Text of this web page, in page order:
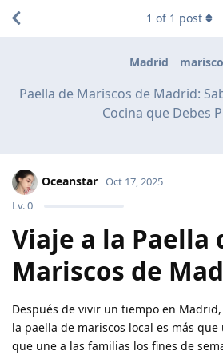
Madrid
Paella de Mariscos de Madrid:
Cocina que Debes
1 of 1 post
Oceanstar
Lv.0
Oct 17, 2025
Viaje a la Paella
Mariscos de
Después de vivir un tiempo en
la paella de mariscos local es más
que une a las familias los fines de